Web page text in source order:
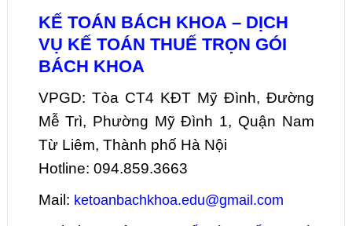
KẾ TOÁN BÁCH KHOA – DỊCH
VỤ KẾ TOÁN THUẾ TRỌN GÓI
BÁCH KHOA
VPGD: Tòa CT4 KĐT Mỹ Đình, Đường
Mễ Trì, Phường Mỹ Đình 1, Quận Nam
Từ Liêm, Thành phố Hà Nội
Hotline: 094.859.3663
Mail: ketoanbachkhoa.edu@gmail.com